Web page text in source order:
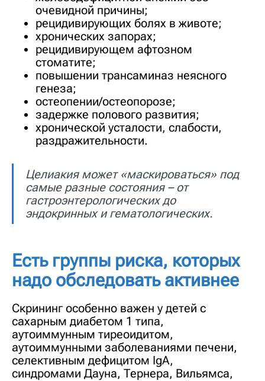
очевидной причины;
рецидивирующих болях в животе;
хронических запорах;
рецидивирующем афтозном
стоматите;
повышении трансаминаз неясного
генеза;
остеопении/остеопорозе;
задержке полового развития;
хронической усталости, слабости,
раздражительности.
Целиакия может «маскироваться» под
самые разные состояния – от
гастроэнтерологических до
эндокринных и гематологических.
Есть группы риска, которых
надо обследовать активнее
Скрининг особенно важен у детей с
сахарным диабетом 1 типа,
аутоиммунным тиреоидитом,
аутоиммунными заболеваниями печени,
селективным дефицитом IgA,
синдромами Дауна, Тернера, Вильямса,